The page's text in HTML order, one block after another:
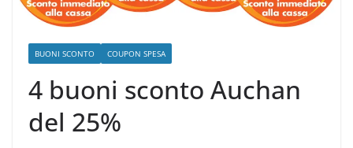
BUONI SCONTO COUPON SPESA
4 buoni sconto Auchan
del 25%